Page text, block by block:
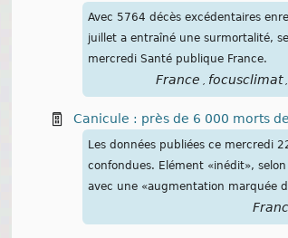
Avec 5764 décès excédentaires
juillet a entraîné une surmortalité,
mercredi Santé publique France.
France , focusclimat ,
Canicule : près de 6 000 morts
Les données publiées ce mercredi
confondues. Elément «inédit»,
avec une «augmentation marquée